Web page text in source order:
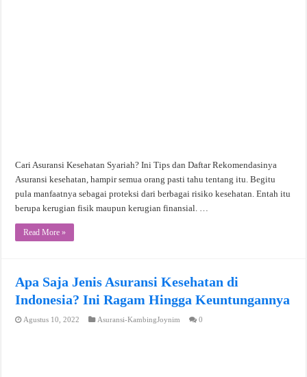
Cari Asuransi Kesehatan Syariah? Ini Tips dan Daftar Rekomendasinya
Asuransi kesehatan, hampir semua orang pasti tahu tentang itu. Begitu
pula manfaatnya sebagai proteksi dari berbagai risiko kesehatan. Entah itu
berupa kerugian fisik maupun kerugian finansial. …
Read More »
Apa Saja Jenis Asuransi Kesehatan di
Indonesia? Ini Ragam Hingga Keuntungannya
Agustus 10, 2022 Asuransi-KambingJoynim 0